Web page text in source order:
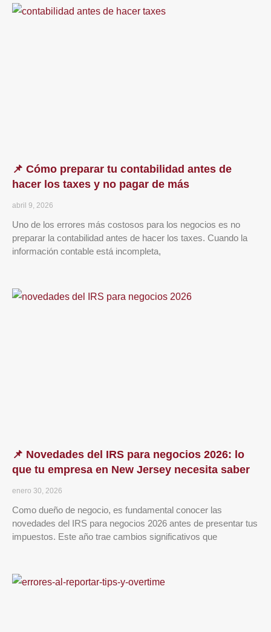
📌 Cómo preparar tu contabilidad antes de
hacer los taxes y no pagar de más
abril 9, 2026
Uno de los errores más costosos para los negocios es no
preparar la contabilidad antes de hacer los taxes. Cuando la
información contable está incompleta,
📌 Novedades del IRS para negocios 2026: lo
que tu empresa en New Jersey necesita saber
enero 30, 2026
Como dueño de negocio, es fundamental conocer las
novedades del IRS para negocios 2026 antes de presentar tus
impuestos. Este año trae cambios significativos que